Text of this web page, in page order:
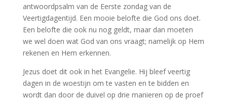
antwoordpsalm van de Eerste zondag van de
Veertigdagentijd. Een mooie belofte die God ons doet.
Een belofte die ook nu nog geldt, maar dan moeten
we wel doen wat God van ons vraagt; namelijk op Hem
rekenen en Hem erkennen.
Jezus doet dit ook in het Evangelie. Hij bleef veertig
dagen in de woestijn om te vasten en te bidden en
wordt dan door de duivel op drie manieren op de proef